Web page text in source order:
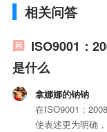
相关问答
ISO9001：
是什么
拿娜娜的钠钠
在ISO9001：
使表述更为明确